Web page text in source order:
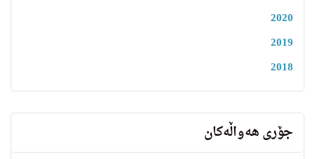
2020
2019
2018
جۆری هەواڵەکان